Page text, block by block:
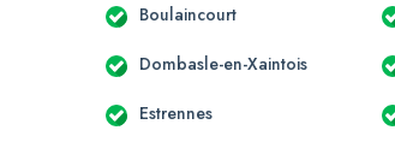
Boulaincourt
Dombasle-en-Xaintois
Estrennes